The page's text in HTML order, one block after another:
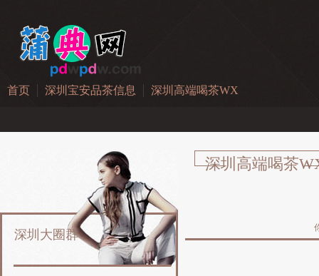
首页 深圳宝安品茶信息 深圳高端喝茶WX
深圳大圈群
深圳高端喝茶